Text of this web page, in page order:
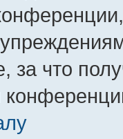
за что